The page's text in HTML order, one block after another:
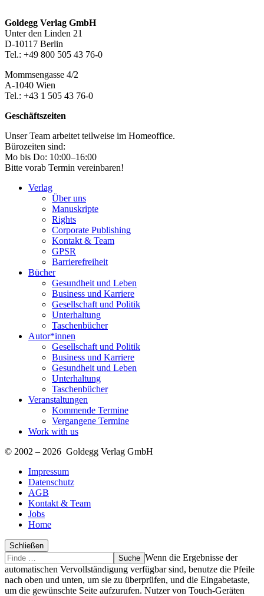
Footer-
Section
Goldegg Verlag GmbH
Unter den Linden 21
D-10117 Berlin
Tel.: +49 800 505 43 76-0
Mommsengasse 4/2
A-1040 Wien
Tel.: +43 1 505 43 76-0
Geschäftszeiten
Unser Team arbeitet teilweise im Homeoffice.
Bürozeiten sind:
Mo bis Do: 10:00–16:00
Bitte vorab Termin vereinbaren!
Verlag
Über uns
Manuskripte
Rights
Corporate Publishing
Kontakt & Team
GPSR
Barrierefreiheit
Bücher
Gesundheit und Leben
Business und Karriere
Gesellschaft und Politik
Unterhaltung
Taschenbücher
Autor*innen
Gesellschaft und Politik
Business und Karriere
Gesundheit und Leben
Unterhaltung
Taschenbücher
Veranstaltungen
Kommende Termine
Vergangene Termine
Work with us
© 2002 – 2026 Goldegg Verlag GmbH
Impressum
Datenschutz
AGB
Kontakt & Team
Jobs
Home
Schließen
Suche
Finde
…
Wenn die Ergebnisse der
automatischen Vervollständigung verfügbar sind, benutze die Pfeile
nach oben und unten, um sie zu überprüfen, und die Eingabetaste,
um die gewünschte Seite aufzurufen. Nutzer von Touch-Geräten